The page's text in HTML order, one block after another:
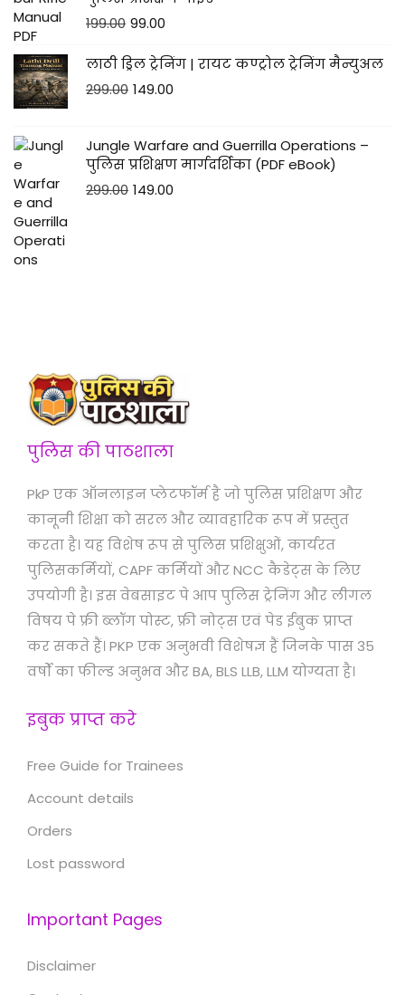
199.00 99.00
लाठी ड्रिल ट्रेनिंग | रायट कण्ट्रोल ट्रेनिंग मैन्युअल
299.00 149.00
Jungle Warfare and Guerrilla Operations –
पुलिस प्रशिक्षण मार्गदर्शिका (PDF eBook)
299.00 149.00
पुलिस की पाठशाला
PkP एक ऑनलाइन प्लेटफॉर्म है जो पुलिस प्रशिक्षण और
कानूनी शिक्षा को सरल और व्यावहारिक रूप में प्रस्तुत
करता है। यह विशेष रूप से पुलिस प्रशिक्षुओं, कार्यरत
पुलिसकर्मियों, CAPF कर्मियों और NCC कैडेट्स के लिए
उपयोगी है। इस वेबसाइट पे आप पुलिस ट्रेनिंग और लीगल
विषय पे फ्री ब्लॉग पोस्ट, फ्री नोट्स एवं पेड ईबुक प्राप्त
कर सकते हैं। PKP एक अनुभवी विशेषज्ञ हैं जिनके पास 35
वर्षों का फील्ड अनुभव और BA, BLS LLB, LLM योग्यता है।
इबुक प्राप्त करे
Free Guide for Trainees
Account details
Orders
Lost password
Important Pages
Disclaimer